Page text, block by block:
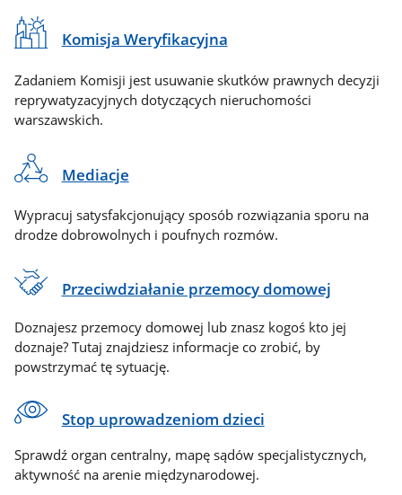
Komisja Weryfikacyjna
Zadaniem Komisji jest usuwanie skutków prawnych decyzji
reprywatyzacyjnych dotyczących nieruchomości
warszawskich.
Mediacje
Wypracuj satysfakcjonujący sposób rozwiązania sporu na
drodze dobrowolnych i poufnych rozmów.
Przeciwdziałanie przemocy domowej
Doznajesz przemocy domowej lub znasz kogoś kto jej
doznaje? Tutaj znajdziesz informacje co zrobić, by
powstrzymać tę sytuację.
Stop uprowadzeniom dzieci
Sprawdź organ centralny, mapę sądów specjalistycznych,
aktywność na arenie międzynarodowej.